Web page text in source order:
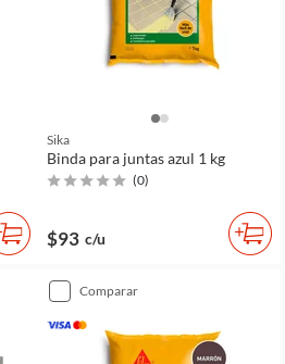
Sika
Binda para juntas azul 1 kg
(0)
$93 c/u
comparar